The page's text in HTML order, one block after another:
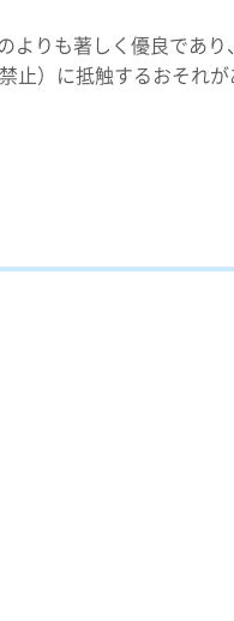
よりも著しく優良であり
）に抵触するおそれが